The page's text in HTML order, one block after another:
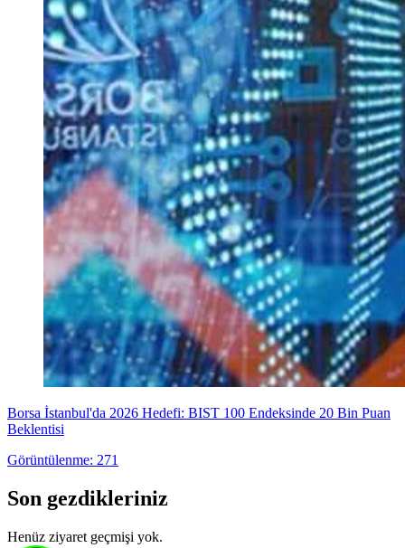
Borsa İstanbul'da 2026 Hedefi: BIST 100 Endeksinde 20 Bin Puan
Beklentisi
Görüntülenme: 271
Son gezdikleriniz
Henüz ziyaret geçmişi yok.